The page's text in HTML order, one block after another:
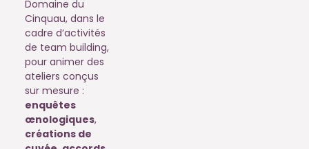
Domaine du
Cinquau, dans le
cadre d’activités
de team building,
pour animer des
ateliers conçus
sur mesure :
enquêtes
œnologiques,
créations de